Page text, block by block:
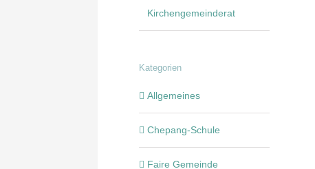
Kirchengemeinderat
Kategorien
Allgemeines
Chepang-Schule
Faire Gemeinde